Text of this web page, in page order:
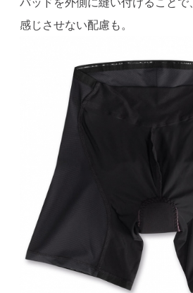
感じさせない配慮も。